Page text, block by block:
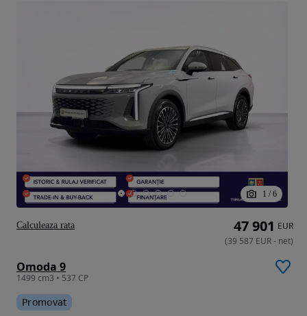
1 / 6
Omoda 9
1499 cm3 • 537 CP
Promovat
47 901 EUR
(39 587 EUR- net)
Calculeaza rata